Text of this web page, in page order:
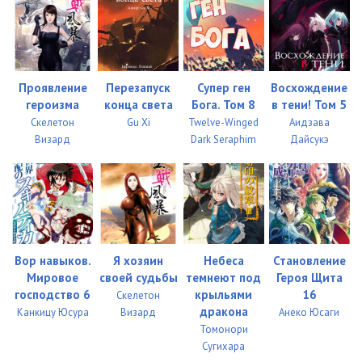
046 Буря v22 - Глава 46 10:45
047 Буря v22 - Глава 47 08:38
048 Буря v22 - Глава 48 09:16
049 Буря v22 - Глава 49
050 Буря v22 - Глава 50 08:37
051 Буря v22 - Глава 51 11:07
052 Буря v22 - Глава 52 08:56
053 Буря v22 - Глава 53 09:38
054 Буря v22 - Глава 54 08:45
055 Буря v22 - Глава 55 09:31
Проявление
героизма
Скелетон
Визард
Перезапуск
конца света
Gu Xi
Супер ген
Бога. Том 8
Twelve-Winged
Dark Seraphim
Восхождение
в тени! Том 5
Аидзава
Дайсукэ
Вор навыков.
Мировое
господство 6
Канкицу Юсура
Я хозяин
своей судьбы
Скелетон
Визард
Небеса
темнеют под
крыльями
дракона
Томонори
Сугихара
Становление
Героя Щита
16
Анеко Юсаги